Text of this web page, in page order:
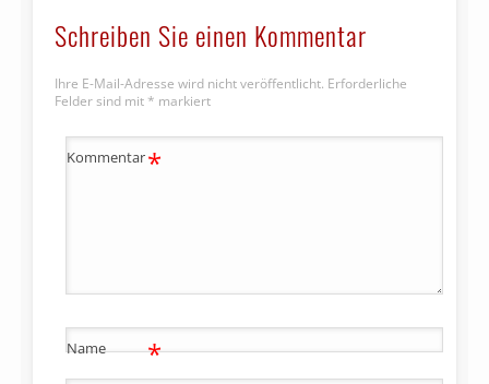
Schreiben Sie einen Kommentar
Ihre E-Mail-Adresse wird nicht veröffentlicht. Erforderliche
Felder sind mit * markiert
Kommentar*
Name *